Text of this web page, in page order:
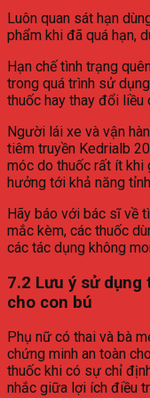
Luôn quan sát hạn
phẩm khi đã quá hạn,
Hạn chế tình trạng
trong quá trình sử
thuốc hay thay đổi liều
Người lái xe và vận
tiêm truyền Kedrialb
móc do thuốc rất ít khi
hưởng tới khả năng
Hãy báo với bác sĩ về
mắc kèm, các thuốc
các tác dụng không
7.2 Lưu ý sử dụng
cho con bú
Phụ nữ có thai và bà
chứng minh an toàn
thuốc khi có sự chỉ
nhắc giữa lợi ích điều